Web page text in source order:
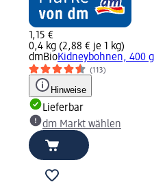
1,15 €
0,4 kg (2,88 € je 1 kg)
dmBioKidneybohnen, 400 g
(113)
Hinweise
Lieferbar
dm Markt wählen